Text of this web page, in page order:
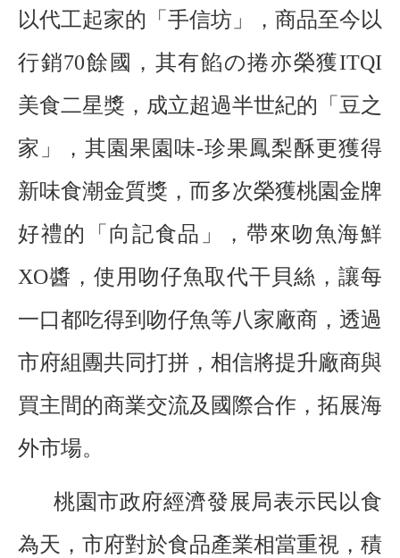
以代工起家的「手信坊」，商品至今以
行銷70餘國，其有餡の捲亦榮獲ITQI
美食二星獎，成立超過半世紀的「豆之
家」，其園果園味-珍果鳳梨酥更獲得
新味食潮金質獎，而多次榮獲桃園金牌
好禮的「向記食品」，帶來吻魚海鮮
XO醬，使用吻仔魚取代干貝絲，讓每
一口都吃得到吻仔魚等八家廠商，透過
市府組團共同打拼，相信將提升廠商與
買主間的商業交流及國際合作，拓展海
外市場。
桃園市政府經濟發展局表示民以食
為天，市府對於食品產業相當重視，積